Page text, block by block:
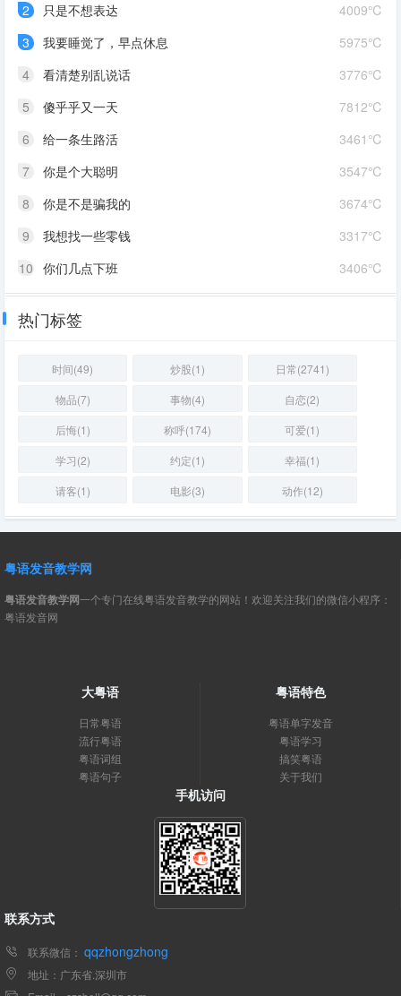
4009℃
2
只是不想表达
5975℃
3
我要睡觉了，早点休息
3776℃
4
看清楚别乱说话
7812℃
5
傻乎乎又一天
3461℃
6
给一条生路活
3547℃
7
你是个大聪明
3674℃
8
你是不是骗我的
3317℃
9
我想找一些零钱
3406℃
10 你们几点下班
热门标签
时间(49) 炒股(1)
日常(2741)
物品(7)
事物(4)
自恋(2)
后悔(1)
称呼(174)
可爱(1)
学习(2)
约定(1)
幸福(1)
请客(1)
电影(3) 动作(12)
粤语发音教学网
粤语发音教学网一个专门在线粤语发音教学的网站！欢迎关注我们的微信小程序：
粤语发音网
大粤语
日常粤语
流行粤语
粤语词组
粤语句子
粤语特色
粤语单字发音
粤语学习
搞笑粤语
关于我们
手机访问
联系方式
联系微信： qqzhongzhong
地址：广东省.深圳市